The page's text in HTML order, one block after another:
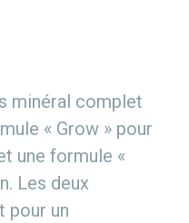
minéral complet
« Grow » pour
une formule «
Les deux
pour un